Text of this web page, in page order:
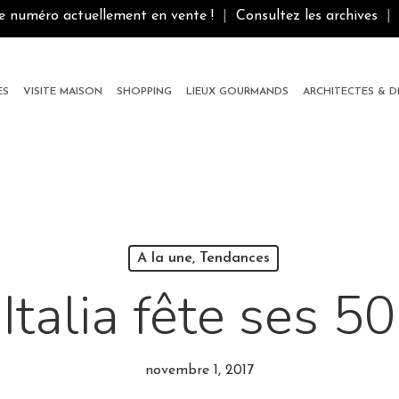
numéro actuellement en vente ! Consultez les archives
VISITE MAISON SHOPPING LIEUX GOURMANDS ARCHITECTES &
A la une, Tendances
fête ses
novembre 1, 2017